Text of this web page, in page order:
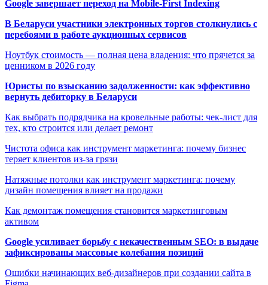
Google завершает переход на Mobile-First Indexing
В Беларуси участники электронных торгов столкнулись с
перебоями в работе аукционных сервисов
Ноутбук стоимость — полная цена владения: что прячется за
ценником в 2026 году
Юристы по взысканию задолженности: как эффективно
вернуть дебиторку в Беларуси
Как выбрать подрядчика на кровельные работы: чек-лист для
тех, кто строится или делает ремонт
Чистота офиса как инструмент маркетинга: почему бизнес
теряет клиентов из-за грязи
Натяжные потолки как инструмент маркетинга: почему
дизайн помещения влияет на продажи
Как демонтаж помещения становится маркетинговым
активом
Google усиливает борьбу с некачественным SEO: в выдаче
зафиксированы массовые колебания позиций
Ошибки начинающих веб-дизайнеров при создании сайта в